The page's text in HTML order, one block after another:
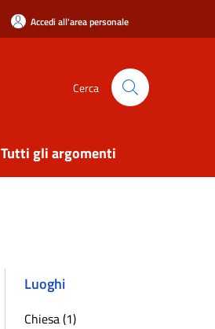
Accedi all'area personale
Cerca
Tutti gli argomenti
Luoghi
Chiesa (1)